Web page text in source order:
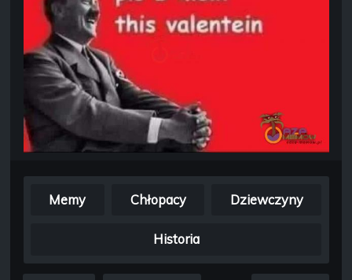
Memy Chłopacy Dziewczyny
Historia